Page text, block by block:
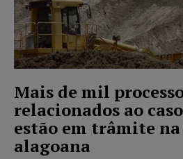
Mais de mil
relacionados ao
estão em trâmite na
alagoana